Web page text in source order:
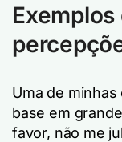
Uma de
base em
favor, não me